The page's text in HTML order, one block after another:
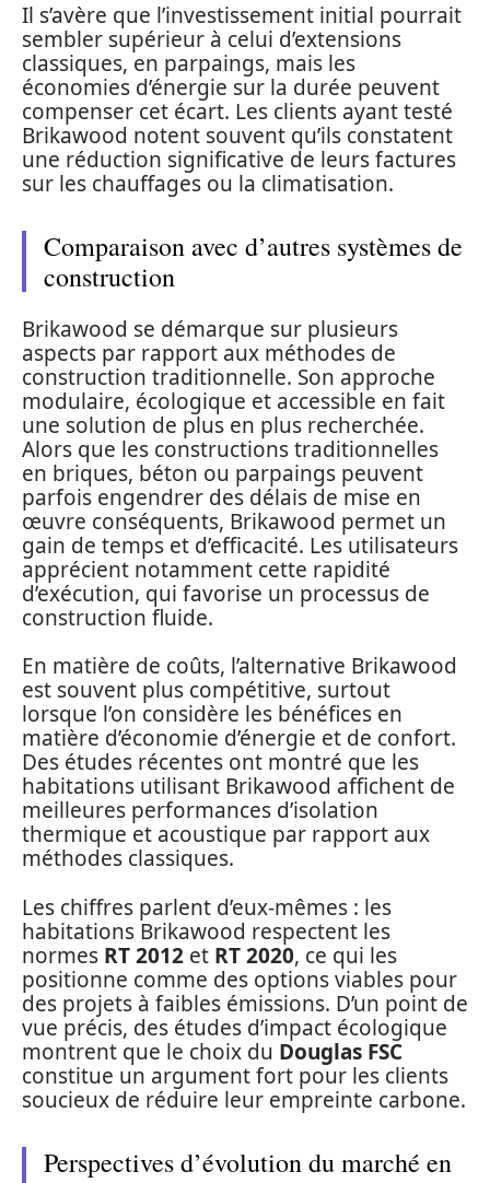
Il s’avère que l’investissement initial pourrait
sembler supérieur à celui d’extensions
classiques, en parpaings, mais les
économies d’énergie sur la durée peuvent
compenser cet écart. Les clients ayant testé
Brikawood notent souvent qu’ils constatent
une réduction significative de leurs factures
sur les chauffages ou la climatisation.
Comparaison avec d’autres systèmes de
construction
Brikawood se démarque sur plusieurs
aspects par rapport aux méthodes de
construction traditionnelle. Son approche
modulaire, écologique et accessible en fait
une solution de plus en plus recherchée.
Alors que les constructions traditionnelles
en briques, béton ou parpaings peuvent
parfois engendrer des délais de mise en
œuvre conséquents, Brikawood permet un
gain de temps et d’efficacité. Les utilisateurs
apprécient notamment cette rapidité
d’exécution, qui favorise un processus de
construction fluide.
En matière de coûts, l’alternative Brikawood
est souvent plus compétitive, surtout
lorsque l’on considère les bénéfices en
matière d’économie d’énergie et de confort.
Des études récentes ont montré que les
habitations utilisant Brikawood affichent de
meilleures performances d’isolation
thermique et acoustique par rapport aux
méthodes classiques.
Les chiffres parlent d’eux-mêmes : les
habitations Brikawood respectent les
normes RT 2012 et RT 2020, ce qui les
positionne comme des options viables pour
des projets à faibles émissions. D’un point de
vue précis, des études d’impact écologique
montrent que le choix du Douglas FSC
constitue un argument fort pour les clients
soucieux de réduire leur empreinte carbone.
Perspectives d’évolution du marché en